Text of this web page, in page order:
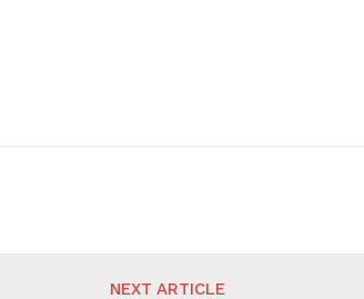
NEXT ARTICLE